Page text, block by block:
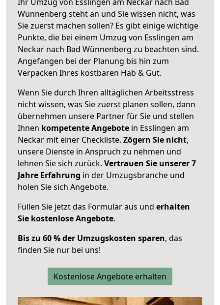
Wünnenberg steht an und Sie wissen nicht, was
Sie zuerst machen sollen? Es gibt einige wichtige
Punkte, die bei einem Umzug von Esslingen am
Neckar nach Bad Wünnenberg zu beachten sind.
Angefangen bei der Planung bis hin zum
Verpacken Ihres kostbaren Hab & Gut.
Wenn Sie durch Ihren alltäglichen Arbeitsstress
nicht wissen, was Sie zuerst planen sollen, dann
übernehmen unsere Partner für Sie und stellen
Ihnen kompetente Angebote in Esslingen am
Neckar mit einer Checkliste. Zögern Sie nicht,
unsere Dienste in Anspruch zu nehmen und
lehnen Sie sich zurück. Vertrauen Sie unserer 7
Jahre Erfahrung in der Umzugsbranche und
holen Sie sich Angebote.
Füllen Sie jetzt das Formular aus und erhalten
Sie kostenlose Angebote.
Bis zu 60 % der Umzugskosten sparen, das
finden Sie nur bei uns!
Kostenlose Angebote erhalten